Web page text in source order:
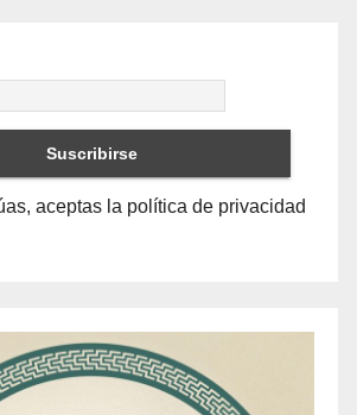
aceptas la política de privacidad